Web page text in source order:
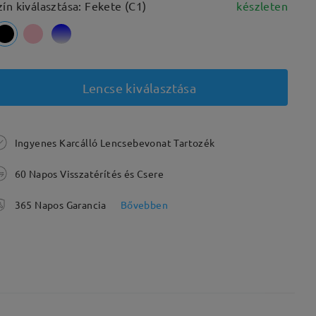
kiválasztása: Fekete (C1) készleten
Lencse kiválasztása
Ingyenes Karcálló Lencsebevonat Tartozék
60 Napos Visszatérítés és Csere
365 Napos Garancia Bővebben